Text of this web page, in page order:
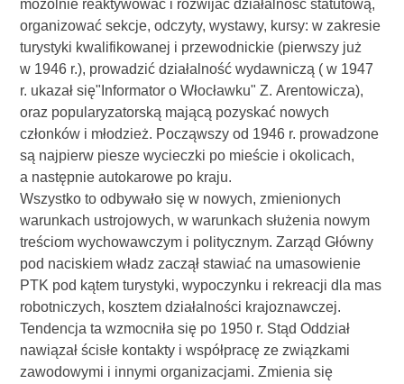
mozolnie reaktywować i rozwijać działalność statutową,
organizować sekcje, odczyty, wystawy, kursy: w zakresie
turystyki kwalifikowanej i przewodnickie (pierwszy już
w 1946 r.), prowadzić działalność wydawniczą ( w 1947
r. ukazał się"Informator o Włocławku" Z. Arentowicza),
oraz popularyzatorską mającą pozyskać nowych
członków i młodzież. Począwszy od 1946 r. prowadzone
są najpierw piesze wycieczki po mieście i okolicach,
a następnie autokarowe po kraju.
Wszystko to odbywało się w nowych, zmienionych
warunkach ustrojowych, w warunkach służenia nowym
treściom wychowawczym i politycznym. Zarząd Główny
pod naciskiem władz zaczął stawiać na umasowienie
PTK pod kątem turystyki, wypoczynku i rekreacji dla mas
robotniczych, kosztem działalności krajoznawczej.
Tendencja ta wzmocniła się po 1950 r. Stąd Oddział
nawiązał ścisłe kontakty i współpracę ze związkami
zawodowymi i innymi organizacjami. Zmienia się